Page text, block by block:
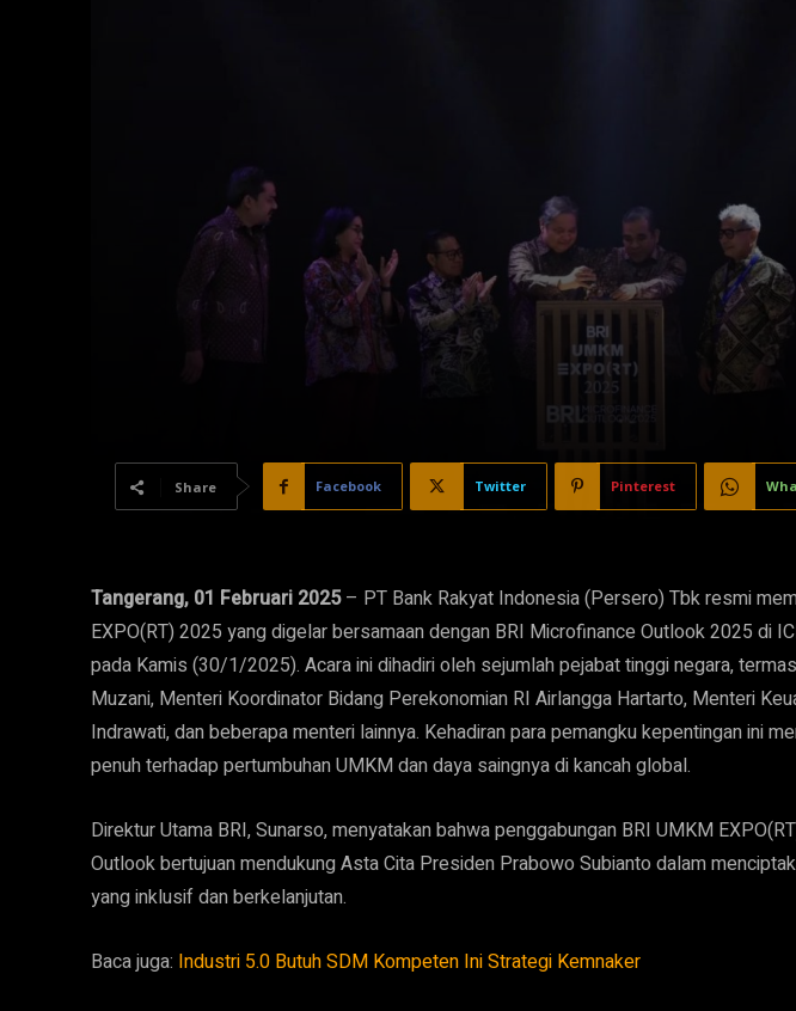
Share Facebook Twitter Pinterest
Tangerang, 01 Februari 2025– PT Bank Rakyat Indonesia (Persero) Tbk resmi
EXPO(RT) 2025 yang digelar bersamaan dengan BRI Microfinance Outlook 2025 di
pada Kamis (30/1/2025). Acara ini dihadiri oleh sejumlah pejabat tinggi negara,
Muzani, Menteri Koordinator Bidang Perekonomian RI Airlangga Hartarto, Menteri
Indrawati, dan beberapa menteri lainnya. Kehadiran para pemangku kepentingan ini
penuh terhadap pertumbuhan UMKM dan daya saingnya di kancah global.
Direktur Utama BRI, Sunarso, menyatakan bahwa penggabungan BRI UMKM
Outlook bertujuan mendukung Asta Cita Presiden Prabowo Subianto dalam
yang inklusif dan berkelanjutan.
Baca juga: Industri 5.0 Butuh SDM Kompeten Ini Strategi Kemnaker